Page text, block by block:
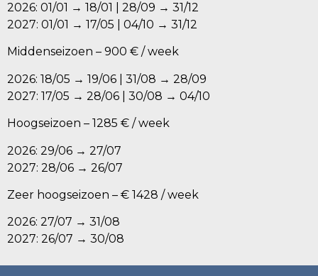
2026: 01/01 → 18/01 | 28/09 → 31/12
2027: 01/01 → 17/05 | 04/10 → 31/12
Middenseizoen – 900 € / week
2026: 18/05 → 19/06 | 31/08 → 28/09
2027: 17/05 → 28/06 | 30/08 → 04/10
Hoogseizoen – 1285 € / week
2026: 29/06 → 27/07
2027: 28/06 → 26/07
Zeer hoogseizoen – € 1428 / week
2026: 27/07 → 31/08
2027: 26/07 → 30/08